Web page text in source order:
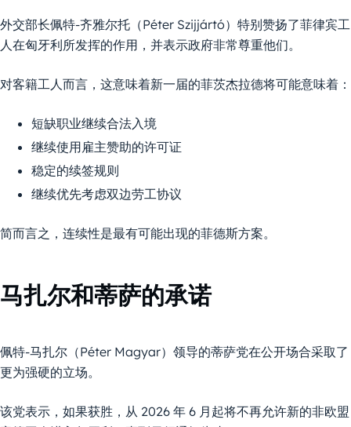
外交部长佩特-齐雅尔托（Péter Szijjártó）特别赞扬了菲律宾工
人在匈牙利所发挥的作用，并表示政府非常尊重他们。
对客籍工人而言，这意味着新一届的菲茨杰拉德将可能意味着：
短缺职业继续合法入境
继续使用雇主赞助的许可证
稳定的续签规则
继续优先考虑双边劳工协议
简而言之，连续性是最有可能出现的菲德斯方案。
马扎尔和蒂萨的承诺
佩特-马扎尔（Péter Magyar）领导的蒂萨党在公开场合采取了
更为强硬的立场。
该党表示，如果获胜，从 2026 年 6 月起将不再允许新的非欧盟